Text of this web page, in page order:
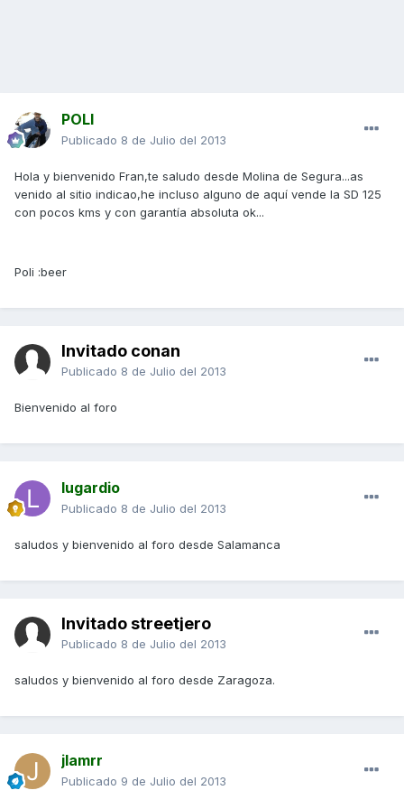
POLI
Publicado 8 de Julio del 2013
Hola y bienvenido Fran,te saludo desde Molina de Segura...as
venido al sitio indicao,he incluso alguno de aquí vende la SD 125
con pocos kms y con garantía absoluta ok...
Poli :beer
Invitado conan
Publicado 8 de Julio del 2013
Bienvenido al foro
lugardio
Publicado 8 de Julio del 2013
saludos y bienvenido al foro desde Salamanca
Invitado streetjero
Publicado 8 de Julio del 2013
saludos y bienvenido al foro desde Zaragoza.
jlamrr
Publicado 9 de Julio del 2013